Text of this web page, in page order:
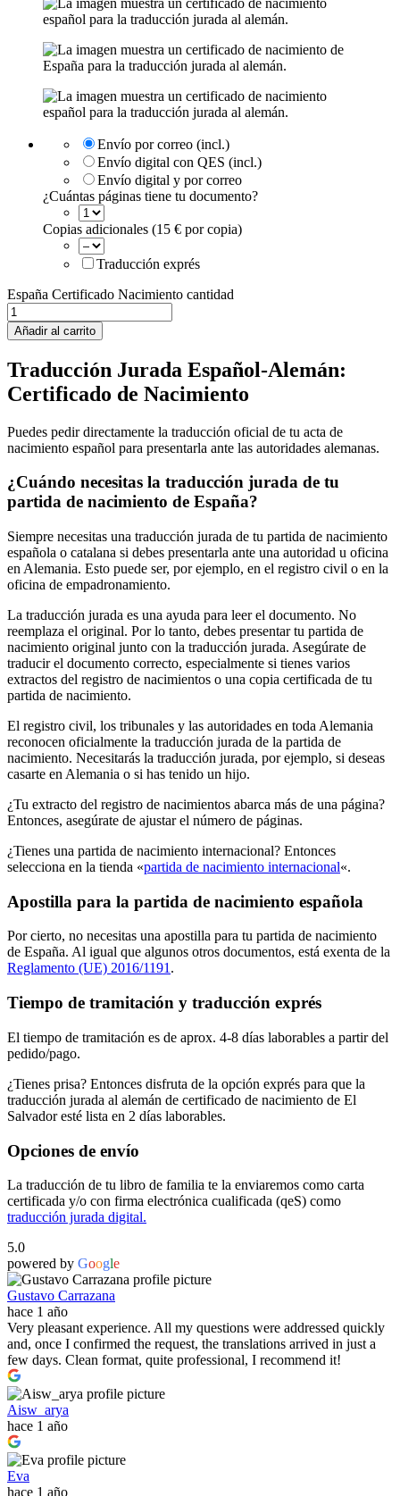
Envío por correo (incl.)
Envío digital con QES (incl.)
Envío digital y por correo
¿Cuántas páginas tiene tu documento?
Copias adicionales (15 € por copia)
Traducción exprés
España Certificado Nacimiento cantidad
Añadir al carrito
Traducción Jurada Español-Alemán:
Certificado de Nacimiento
Puedes pedir directamente la traducción oficial de tu acta de
nacimiento español para presentarla ante las autoridades alemanas.
¿Cuándo necesitas la traducción jurada de tu
partida de nacimiento de España?
Siempre necesitas una traducción jurada de tu partida de nacimiento
española o catalana si debes presentarla ante una autoridad u oficina
en Alemania. Esto puede ser, por ejemplo, en el registro civil o en la
oficina de empadronamiento.
La traducción jurada es una ayuda para leer el documento. No
reemplaza el original. Por lo tanto, debes presentar tu partida de
nacimiento original junto con la traducción jurada. Asegúrate de
traducir el documento correcto, especialmente si tienes varios
extractos del registro de nacimientos o una copia certificada de tu
partida de nacimiento.
El registro civil, los tribunales y las autoridades en toda Alemania
reconocen oficialmente la traducción jurada de la partida de
nacimiento. Necesitarás la traducción jurada, por ejemplo, si deseas
casarte en Alemania o si has tenido un hijo.
¿Tu extracto del registro de nacimientos abarca más de una página?
Entonces, asegúrate de ajustar el número de páginas.
¿Tienes una partida de nacimiento internacional? Entonces
selecciona en la tienda «partida de nacimiento internacional«.
Apostilla para la partida de nacimiento española
Por cierto, no necesitas una apostilla para tu partida de nacimiento
de España. Al igual que algunos otros documentos, está exenta de la
Reglamento (UE) 2016/1191.
Tiempo de tramitación y traducción exprés
El tiempo de tramitación es de aprox. 4-8 días laborables a partir del
pedido/pago.
¿Tienes prisa? Entonces disfruta de la opción exprés para que la
traducción jurada al alemán de certificado de nacimiento de El
Salvador esté lista en 2 días laborables.
Opciones de envío
La traducción de tu libro de familia te la enviaremos como carta
certificada y/o con firma electrónica cualificada (qeS) como
traducción jurada digital.
5.0
powered by Google
Gustavo Carrazana
hace 1 año
Very pleasant experience. All my questions were addressed quickly
and, once I confirmed the request, the translations arrived in just a
few days. Clean format, quite professional, I recommend it!
Aisw_arya
hace 1 año
Eva
hace 1 año